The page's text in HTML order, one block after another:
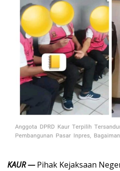
KAUR — Pihak Kejaksaan